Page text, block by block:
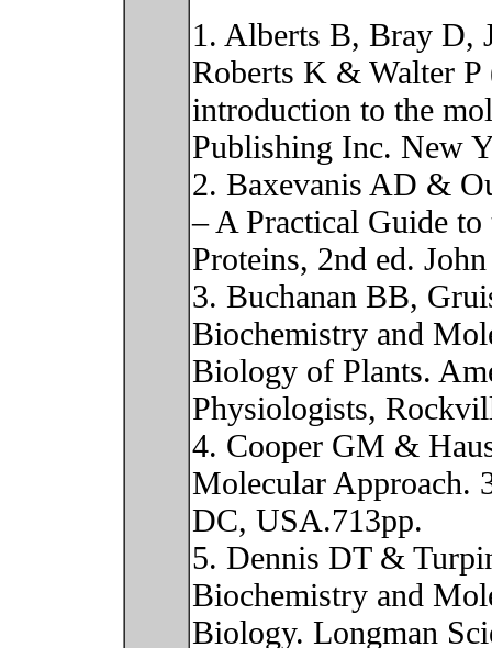
1. Alberts B, Bray D,
Roberts K & Walter
introduction to the
Publishing Inc. New
2. Baxevanis AD &
– A Practical Guide
Proteins, 2nd ed.
3. Buchanan BB,
Biochemistry and
Biology of Plants.
Physiologists,
4. Cooper GM &
Molecular Approach.
DC, USA.713pp.
5. Dennis DT &
Biochemistry and
Biology. Longman